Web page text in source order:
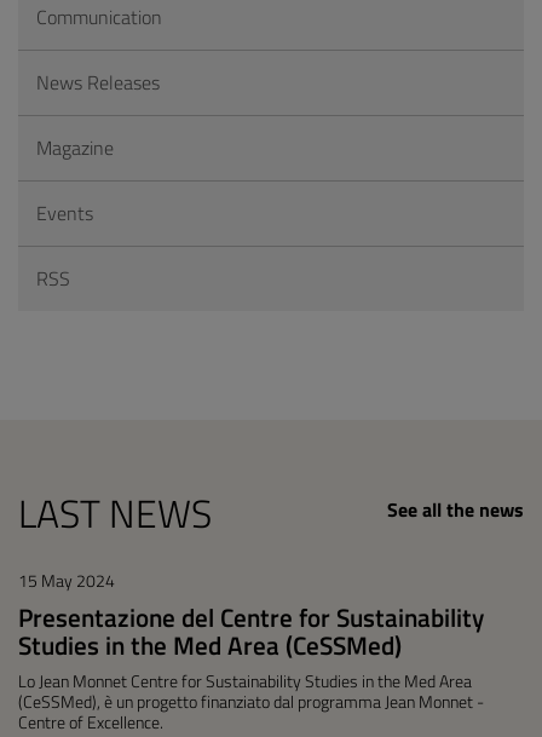
Communication
News Releases
Magazine
Events
RSS
LAST NEWS See all the news
15 May 2024
Presentazione del Centre for Sustainability
Studies in the Med Area (CeSSMed)
Lo Jean Monnet Centre for Sustainability Studies in the Med Area
(CeSSMed), è un progetto finanziato dal programma Jean Monnet -
Centre of Excellence.